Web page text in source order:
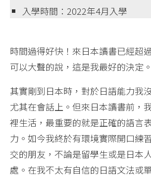
入學時間：2022年4月入學
時間過得好快！來日本讀書已經超
可以大聲的說，這是我最好的決定。
其實剛到日本時，對於日語能力我
尤其在會話上。但來日本讀書前，
裡生活，最重要的就是正確的語言
力。如今我終於有環境實際開口練
交的朋友，不論是留學生或是日本
處。在我不太有自信的日語文法或